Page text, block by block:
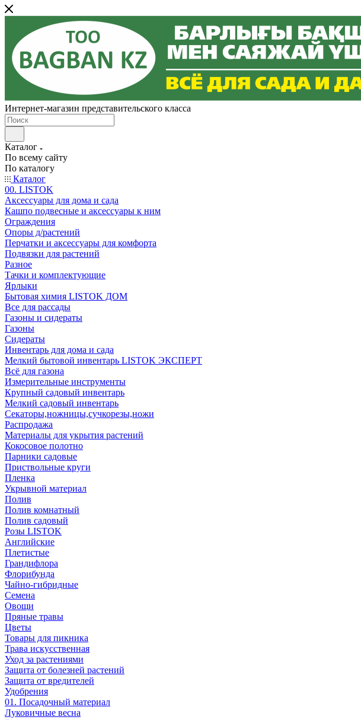
Интернет-магазин представительского класса
Каталог
По всему сайту
По каталогу
Каталог
00. LISTOK
Аксессуары для дома и сада
Кашпо подвесные и аксессуары к ним
Ограждения
Опоры д/растений
Перчатки и аксессуары для комфорта
Подвязки для растений
Разное
Тачки и комплектующие
Ярлыки
Бытовая химия LISTOK ДОМ
Все для рассады
Газоны и сидераты
Газоны
Сидераты
Инвентарь для дома и сада
Мелкий бытовой инвентарь LISTOK ЭКСПЕРТ
Всё для газона
Измерительные инструменты
Крупный садовый инвентарь
Мелкий садовый инвентарь
Секаторы,ножницы,сучкорезы,ножи
Распродажа
Материалы для укрытия растений
Кокосовое полотно
Парники садовые
Приствольные круги
Пленка
Укрывной материал
Полив
Полив комнатный
Полив садовый
Розы LISTOK
Английские
Плетистые
Грандифлора
Флорибунда
Чайно-гибридные
Семена
Овощи
Пряные травы
Цветы
Товары для пикника
Трава искусственная
Уход за растениями
Защита от болезней растений
Защита от вредителей
Удобрения
01. Посадочный материал
Луковичные весна